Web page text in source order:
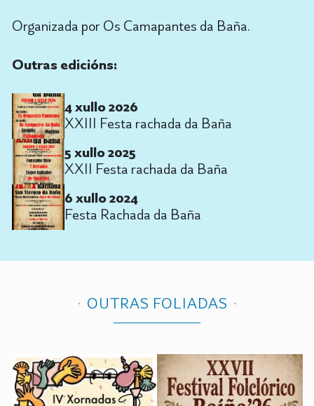
Organizada por Os Camapantes da Baña.
Outras edicións:
4 xullo 2026
XXIII Festa rachada da Baña
5 xullo 2025
XXII Festa rachada da Baña
6 xullo 2024
Festa Rachada da Baña
OUTRAS FOLIADAS